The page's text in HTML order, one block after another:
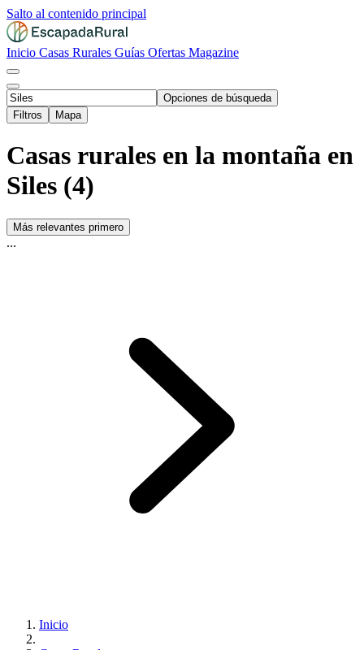
Salto al contenido principal
Inicio Casas Rurales Guías Ofertas Magazine
Opciones de búsqueda
Filtros
Mapa
Casas rurales en la montaña en
Siles (4)
Más relevantes primero
...
Inicio